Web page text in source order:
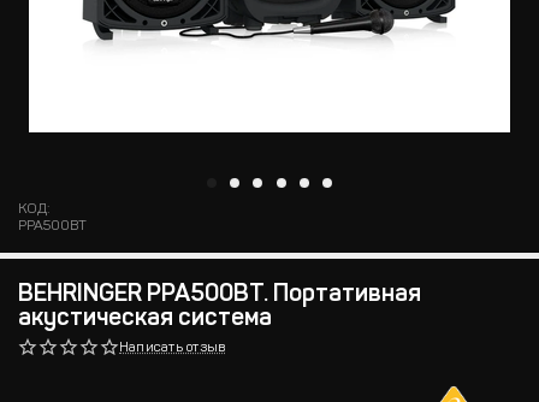
КОД:
PPA500BT
BEHRINGER PPA500BT. Портативная
акустическая система
Написать отзыв